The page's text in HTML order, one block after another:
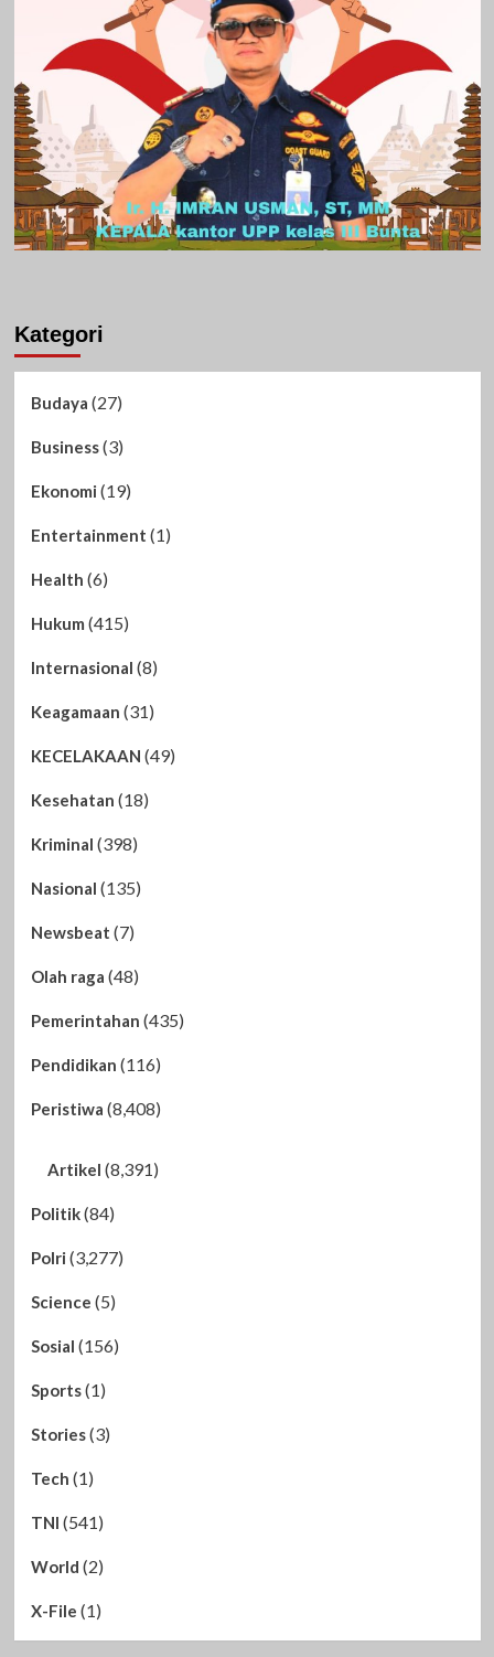
Kategori
Budaya (27)
Business(3)
Ekonomi (19)
Entertainment (1)
Health (6)
Hukum (415)
Internasional (8)
Keagamaan (31)
KECELAKAAN (49)
Kesehatan (18)
Kriminal (398)
Nasional (135)
Newsbeat (7)
Olah raga (48)
Pemerintahan (435)
Pendidikan (116)
Peristiwa (8,408)
Artikel (8,391)
Politik(84)
Polri (3,277)
Science (5)
Sosial (156)
Sports(1)
Stories(3)
Tech (1)
TNI (541)
World (2)
X-File (1)